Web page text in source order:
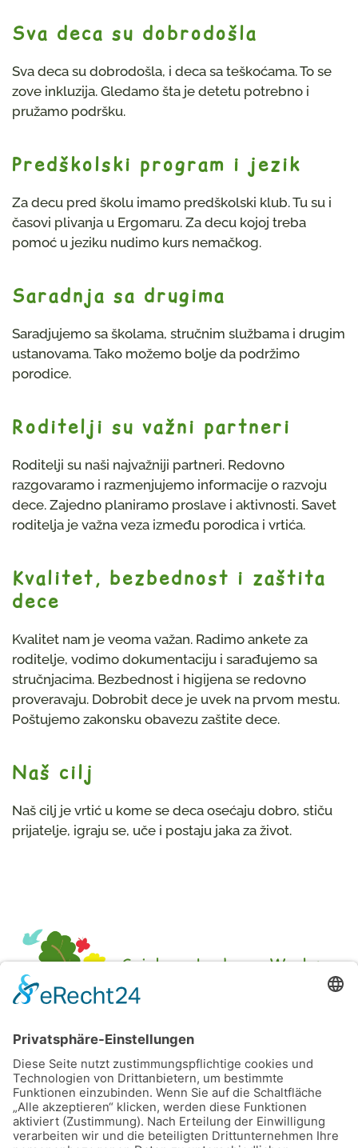
Sva deca su dobrodošla
Sva deca su dobrodošla, i deca sa teškoćama. To se
zove inkluzija. Gledamo šta je detetu potrebno i
pružamo podršku.
Predškolski program i jezik
Za decu pred školu imamo predškolski klub. Tu su i
časovi plivanja u Ergomaru. Za decu kojoj treba
pomoć u jeziku nudimo kurs nemačkog.
Saradnja sa drugima
Saradjujemo sa školama, stručnim službama i drugim
ustanovama. Tako možemo bolje da podržimo
porodice.
Roditelji su važni partneri
Roditelji su naši najvažniji partneri. Redovno
razgovaramo i razmenjujemo informacije o razvoju
dece. Zajedno planiramo proslave i aktivnosti. Savet
roditelja je važna veza između porodica i vrtića.
Kvalitet, bezbednost i zaštita
dece
Kvalitet nam je veoma važan. Radimo ankete za
roditelje, vodimo dokumentaciju i sarađujemo sa
stručnjacima. Bezbednost i higijena se redovno
proveravaju. Dobrobit dece je uvek na prvom mestu.
Poštujemo zakonsku obavezu zaštite dece.
Naš cilj
Naš cilj je vrtić u kome se deca osećaju dobro, stiču
prijatelje, igraju se, uče i postaju jaka za život.
Rechtliches
Leichte Sprache
FAQ - Häufig gestellte Fragen